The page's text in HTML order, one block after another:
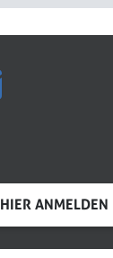
HIER ANMELDEN